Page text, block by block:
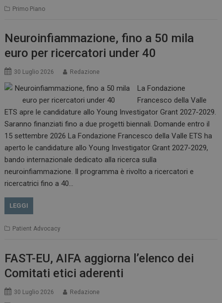
Primo Piano
Neuroinfiammazione, fino a 50 mila
euro per ricercatori under 40
30 Luglio 2026 Redazione
La Fondazione
Francesco della Valle
ETS apre le candidature allo Young Investigator Grant 2027-2029.
Saranno finanziati fino a due progetti biennali. Domande entro il
15 settembre 2026 La Fondazione Francesco della Valle ETS ha
aperto le candidature allo Young Investigator Grant 2027-2029,
bando internazionale dedicato alla ricerca sulla
neuroinfiammazione. Il programma è rivolto a ricercatori e
ricercatrici fino a 40…
LEGGI
Patient Advocacy
FAST-EU, AIFA aggiorna l’elenco dei
Comitati etici aderenti
30 Luglio 2026 Redazione
_ga_Z2VT792F98
tracking-sites-
ironfish-tracking-
enable
www.dailyhealthindustry.it
4
settimane
2 giorni
CookieScriptConsent